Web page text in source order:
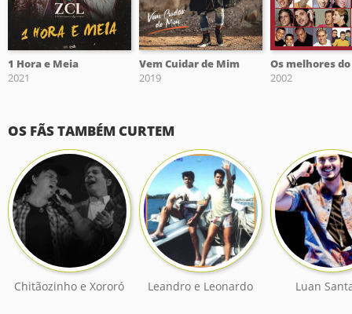
1 Hora e Meia
2021
Vem Cuidar de Mim
2019
2002
OS FÃS TAMBÉM CURTEM
Chitãozinho e Xororó Leandro e Leonardo Luan